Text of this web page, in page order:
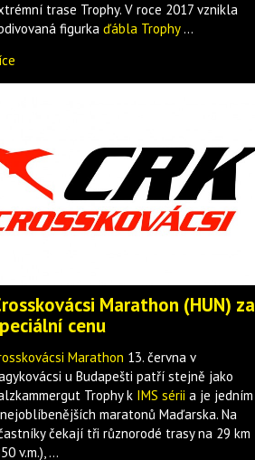
trase Trophy. V roce 2017 vznikla
figurka ďábla Trophy...
Marathon (HUN) za
cenu
Marathon 13. června v
u Budapešti patří stejně jako
Trophy k IMS sérii a je jedním
maratonů Maďarska. Na
čekají tři různorodé trasy na 29 km
v.m.), ...